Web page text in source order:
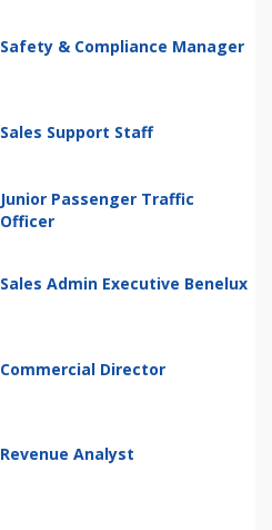
Safety & Compliance Manager
Sales Support Staff
Junior Passenger Traffic
Officer
Sales Admin Executive Benelux
Commercial Director
Revenue Analyst